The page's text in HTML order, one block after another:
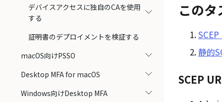
デバイスアクセスに独自のCAを使用
する
証明書のデプロイメントを検証する
macOS向けPSSO
Desktop MFA for macOS
Windows向けDesktop MFA
この
静的
SCEP